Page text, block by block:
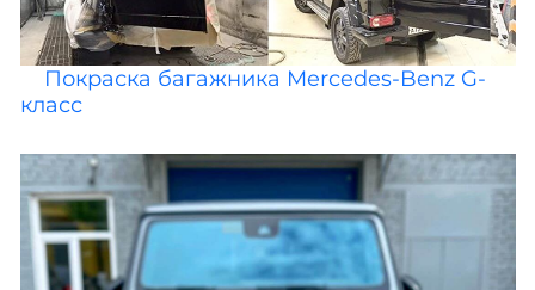
Покраска багажника Mercedes-Benz G-
класс